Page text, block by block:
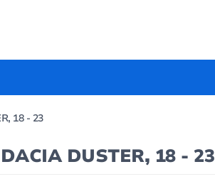
18 - 23
DUSTER, 18 - 23